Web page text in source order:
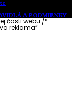
A PODMIENKY
časti webu/*
reklama”